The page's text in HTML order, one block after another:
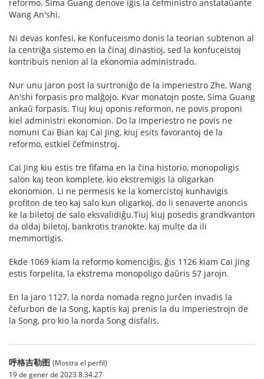
reformo. Sima Guang denove iĝis la ĉefministro anstataŭante
Wang An'shi.
Ni devas konfesi, ke Konfuceismo donis la teorian subtenon al
la centriĝa sistemo en la ĉinaj dinastioj, sed la konfuceistoj
kontribuis nenion al la ekonomia administrado.
Nur unu jaron post la surtroniĝo de la imperiestro Zhe, Wang
An'shi forpasis pro malĝojo. Kvar monatojn poste, Sima Guang
ankaŭ forpasis. Tiuj kiuj oponis reformon, ne povis proponi
kiel administri ekonomion. Do la imperiestro ne povis ne
nomuni Cai Bian kaj Cai Jing, kiuj esits favorantoj de la
reformo, estkiel ĉefminstroj.
Cai Jing kiu estis tre fifama en la ĉina historio, monopoligis
salon kaj teon komplete, kio ekstremigis la oligarkan
ekonomion. Li ne permesis ke la komercistoj kunhavigis
profiton de teo kaj salo kun oligarkoj, do li senaverte anoncis
ke la biletoj de salo eksvalidiĝu.Tiuj kiuj posedis grandkvanton
da oldaj biletoj, bankrotis tranokte, kaj multe da ili
memmortigis.
Ekde 1069 kiam la reformo komenciĝis, ĝis 1126 kiam Cai Jing
estis forpelita, la ekstrema monopoligo daŭris 57 jarojn.
En la jaro 1127, la norda nomada regno Jurĉen invadis la
ĉefurbon de la Song, kaptis kaj prenis la du imperiestrojn de
la Song, pro kio la norda Song disfalis.
呼格吉勒图 (Mostra el perfil)
19 de gener de 2023 8.34.27